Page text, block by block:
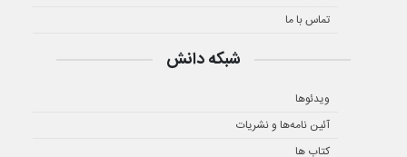
تماس با ما
شبکه دانش
ویدئوها
آئین نامه‌ها و نشریات
کتاب ها